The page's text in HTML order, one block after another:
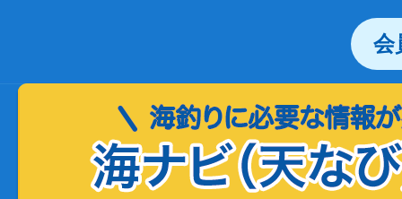
会